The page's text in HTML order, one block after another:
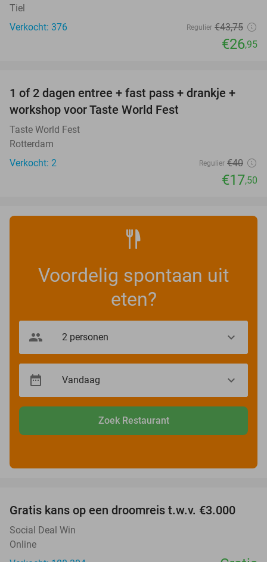
Tiel
Verkocht: 376
Regulier €43,75
€26,95
56%
TODAY
1 of 2 dagen entree + fast pass + drankje +
workshop voor Taste World Fest
Taste World Fest
Rotterdam
Verkocht: 2
Regulier €40
€17,50
Voordelig spontaan uit
eten?
Zoek Restaurant
Gratis kans op een droomreis t.w.v. €3.000
Social Deal Win
Online